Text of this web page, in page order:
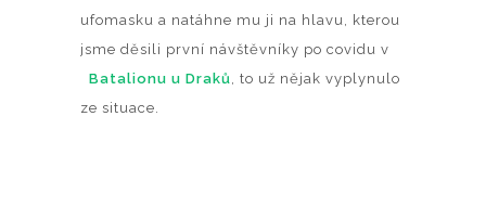
ufomasku a natáhne mu ji na hlavu, kterou
jsme děsili první návštěvníky po covidu v
Batalionu u Draků
, to už nějak vyplynulo
ze situace.